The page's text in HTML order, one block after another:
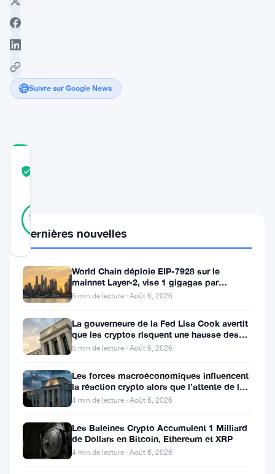
Suivre sur Google News
93
système
finance
décentralisée
(DeFi)
d’Ethereum
subi
une
Dernières nouvelles
World Chain déploie EIP-7928 sur le
mainnet Layer-2, vise 1 gigagas par
seconde
6 min de lecture · Août 6, 2026
La gouverneure de la Fed Lisa Cook avertit
que les cryptos risquent une hausse des
taux
5 min de lecture · Août 6, 2026
Les forces macroéconomiques influencent
la réaction crypto alors que l’attente de la
Fed se poursuit
4 min de lecture · Août 6, 2026
Les Baleines Crypto Accumulent 1 Milliard
de Dollars en Bitcoin, Ethereum et XRP
4 min de lecture · Août 6, 2026